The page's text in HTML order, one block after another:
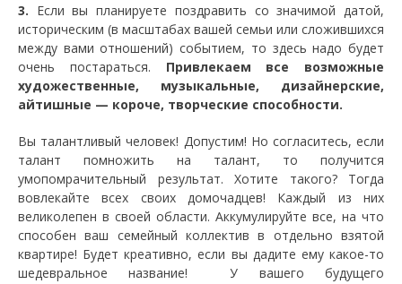
3. Если вы планируете поздравить со значимой датой,
историческим (в масштабах вашей семьи или сложившихся
между вами отношений) событием, то здесь надо будет
очень постараться. Привлекаем все возможные
художественные, музыкальные, дизайнерские,
айтишные — короче, творческие способности.
Вы талантливый человек! Допустим! Но согласитесь, если
талант помножить на талант, то получится
умопомрачительный результат. Хотите такого? Тогда
вовлекайте всех своих домочадцев! Каждый из них
великолепен в своей области. Аккумулируйте все, на что
способен ваш семейный коллектив в отдельно взятой
квартире! Будет креативно, если вы дадите ему какое-то
шедевральное название! У вашего будущего